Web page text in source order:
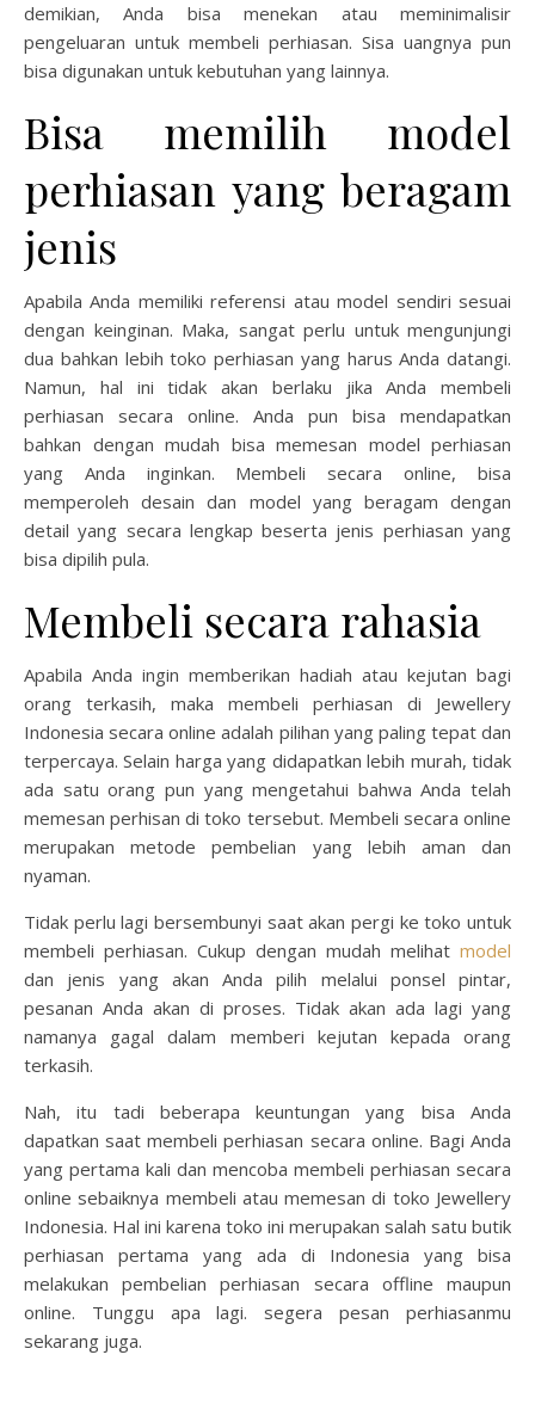
demikian, Anda bisa menekan atau meminimalisir
pengeluaran untuk membeli perhiasan. Sisa uangnya pun
bisa digunakan untuk kebutuhan yang lainnya.
Bisa memilih model
perhiasan yang beragam
jenis
Apabila Anda memiliki referensi atau model sendiri sesuai
dengan keinginan. Maka, sangat perlu untuk mengunjungi
dua bahkan lebih toko perhiasan yang harus Anda datangi.
Namun, hal ini tidak akan berlaku jika Anda membeli
perhiasan secara online. Anda pun bisa mendapatkan
bahkan dengan mudah bisa memesan model perhiasan
yang Anda inginkan. Membeli secara online, bisa
memperoleh desain dan model yang beragam dengan
detail yang secara lengkap beserta jenis perhiasan yang
bisa dipilih pula.
Membeli secara rahasia
Apabila Anda ingin memberikan hadiah atau kejutan bagi
orang terkasih, maka membeli perhiasan di Jewellery
Indonesia secara online adalah pilihan yang paling tepat dan
terpercaya. Selain harga yang didapatkan lebih murah, tidak
ada satu orang pun yang mengetahui bahwa Anda telah
memesan perhisan di toko tersebut. Membeli secara online
merupakan metode pembelian yang lebih aman dan
nyaman.
Tidak perlu lagi bersembunyi saat akan pergi ke toko untuk
membeli perhiasan. Cukup dengan mudah melihat model
dan jenis yang akan Anda pilih melalui ponsel pintar,
pesanan Anda akan di proses. Tidak akan ada lagi yang
namanya gagal dalam memberi kejutan kepada orang
terkasih.
Nah, itu tadi beberapa keuntungan yang bisa Anda
dapatkan saat membeli perhiasan secara online. Bagi Anda
yang pertama kali dan mencoba membeli perhiasan secara
online sebaiknya membeli atau memesan di toko Jewellery
Indonesia. Hal ini karena toko ini merupakan salah satu butik
perhiasan pertama yang ada di Indonesia yang bisa
melakukan pembelian perhiasan secara offline maupun
online. Tunggu apa lagi. segera pesan perhiasanmu
sekarang juga.